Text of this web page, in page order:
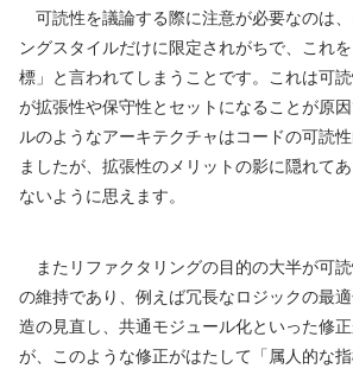
可読性を議論する際に注意が必要なのは
ングスタイルだけに限定されがちで、これ
標」と言われてしまうことです。これは可
が拡張性や保守性とセットになることが原
ルのようなアーキテクチャはコードの可読
ましたが、拡張性のメリットの影に隠れて
ないように思えます。
またリファクタリングの目的の大半が可
の維持であり、例えば冗長なロジックの最
造の見直し、共通モジュール化といった修
が、このような修正がはたして「属人的な